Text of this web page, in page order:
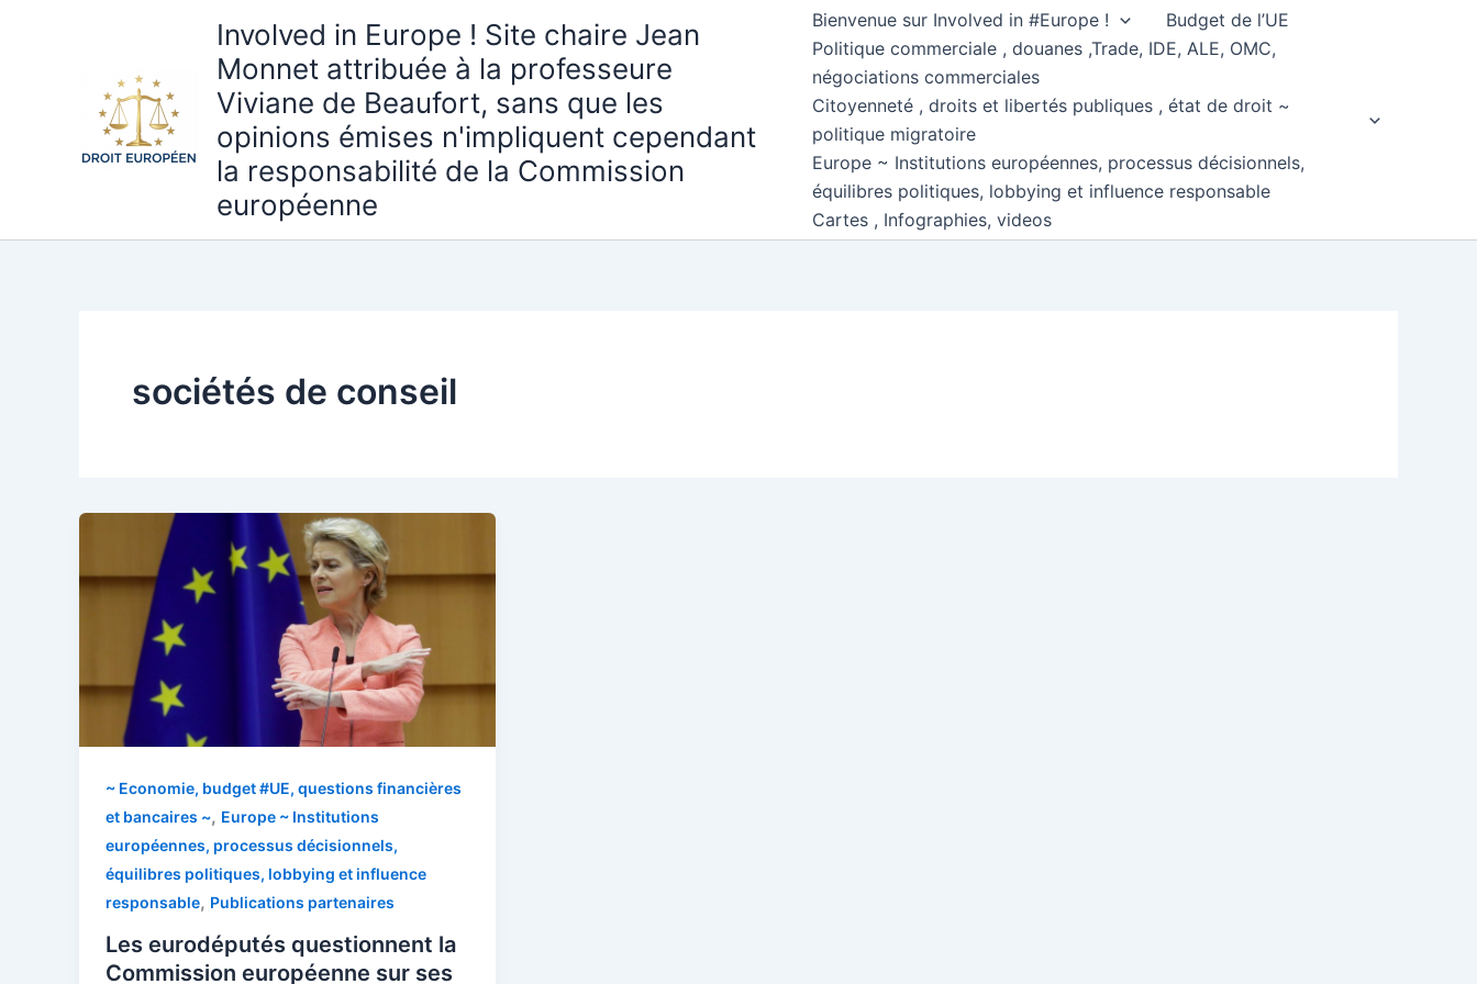
Involved in Europe ! Site chaire Jean
Monnet attribuée à la professeure
Viviane de Beaufort, sans que les
opinions émises n'impliquent cependant
la responsabilité de la Commission
européenne
Bienvenue sur Involved in #Europe !
Budget de l’UE
Politique commerciale , douanes ,Trade, IDE, ALE, OMC,
négociations commerciales
Citoyenneté , droits et libertés publiques , état de droit ~
politique migratoire
Europe ~ Institutions européennes, processus décisionnels,
équilibres politiques, lobbying et influence responsable
Cartes , Infographies, videos
sociétés de conseil
~ Economie, budget #UE, questions financières
et bancaires ~, Europe ~ Institutions
européennes, processus décisionnels,
équilibres politiques, lobbying et influence
responsable, Publications partenaires
Les eurodéputés questionnent la
Commission européenne sur ses